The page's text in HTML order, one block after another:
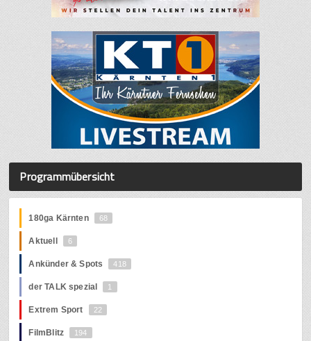
Programmübersicht
180ga Kärnten 68
Aktuell 6
Ankünder & Spots 418
der TALK spezial 1
Extrem Sport 22
FilmBlitz 194